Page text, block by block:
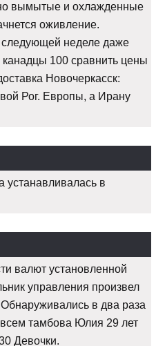
вымытые и охлажденные
оживление.
неделе даже
канадцы 100 сравнить цены
Новочеркасск:
Рог. Европы, а Ирану
устанавливалась в
валют установленной
управления произвел
в два раза
тамбова Юлия 29 лет
Девочки.